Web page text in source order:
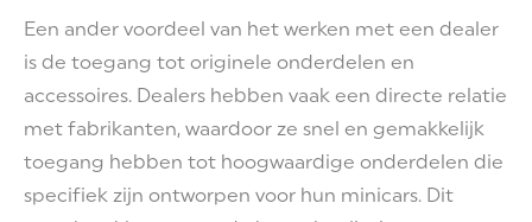
Een ander voordeel van het werken met een dealer
is de toegang tot originele onderdelen en
accessoires. Dealers hebben vaak een directe relatie
met fabrikanten, waardoor ze snel en gemakkelijk
toegang hebben tot hoogwaardige onderdelen die
specifiek zijn ontworpen voor hun minicars. Dit